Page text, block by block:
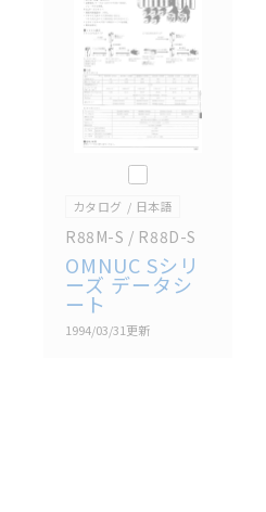
ものであり、変更・改定さ
があります。改めて当サイト
え、ご用命下さいますようお
このカタログを選択
カタログ 日本語
R88M-S / R88D-S
OMNUC Sシリ
ーズ データシ
ート
1994/03/31更新